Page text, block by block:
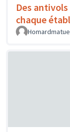
Des
chaque
Homardmatue